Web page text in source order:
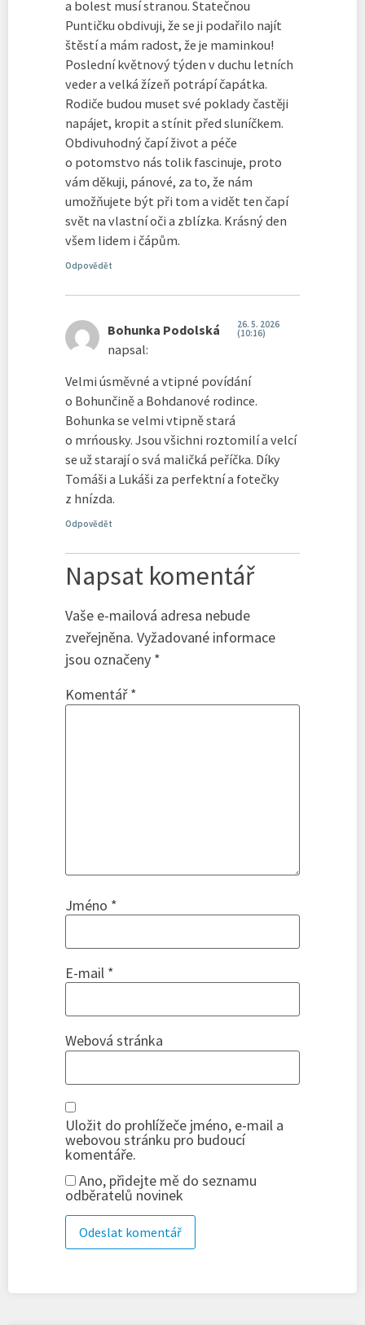
a bolest musí stranou. Statečnou
Puntičku obdivuji, že se ji podařilo najít
štěstí a mám radost, že je maminkou!
Poslední květnový týden v duchu letních
veder a velká žízeň potrápí čapátka.
Rodiče budou muset své poklady častěji
napájet, kropit a stínit před sluníčkem.
Obdivuhodný čapí život a péče
o potomstvo nás tolik fascinuje, proto
vám děkuji, pánové, za to, že nám
umožňujete být při tom a vidět ten čapí
svět na vlastní oči a zblízka. Krásný den
všem lidem i čápům.
Odpovědět
Bohunka Podolská
napsal:
26. 5. 2026
(10:16)
Velmi úsměvné a vtipné povídání
o Bohunčině a Bohdanové rodince.
Bohunka se velmi vtipně stará
o mrńousky. Jsou všichni roztomilí a velcí
se už starají o svá maličká peříčka. Díky
Tomáši a Lukáši za perfektní a fotečky
z hnízda.
Odpovědět
Napsat komentář
Vaše e-mailová adresa nebude
zveřejněna. Vyžadované informace
jsou označeny *
Komentář*
Jméno *
E-mail *
Webová stránka
Uložit do prohlížeče jméno, e-mail a
webovou stránku pro budoucí
komentáře.
Ano, přidejte mě do seznamu
odběratelů novinek